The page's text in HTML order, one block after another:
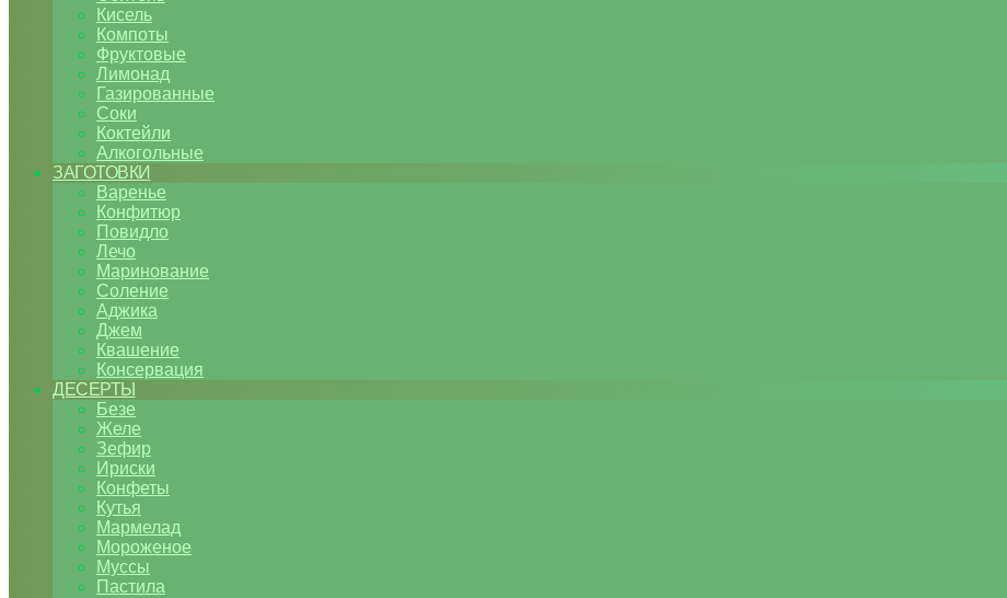
Кисель
Компоты
Фруктовые
Лимонад
Газированные
Соки
Коктейли
Алкогольные
ЗАГОТОВКИ
Варенье
Конфитюр
Повидло
Лечо
Маринование
Соление
Аджика
Джем
Квашение
Консервация
ДЕСЕРТЫ
Безе
Желе
Зефир
Ириски
Конфеты
Кутья
Мармелад
Мороженое
Муссы
Пастила